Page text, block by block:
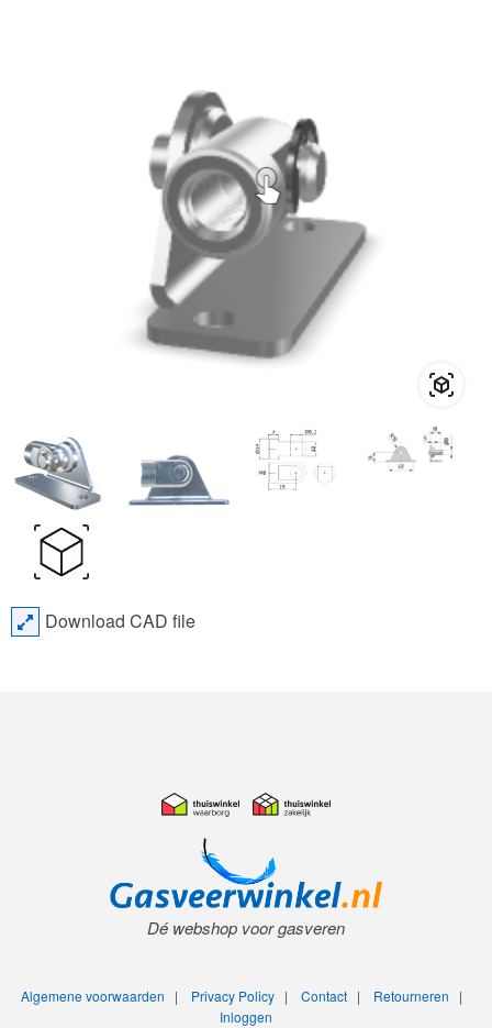
Download CAD file
Dé webshop voor gasveren
Algemene voorwaarden | Privacy Policy| Contact| Retourneren |
Inloggen